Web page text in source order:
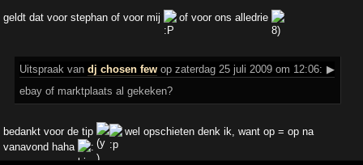
geldt dat voor stephan of voor mij of voor ons alledrie
Uitspraak vandj chosen few op zaterdag 25 juli 2009 om 12:06: ▶
ebay of marktplaats al gekeken?
bedankt voor de tip
wel opschieten denk ik, want op = op na
vanavond haha